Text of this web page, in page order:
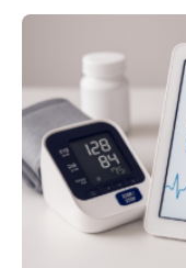
Forscherinnen der
(TUD) richtet sich
und Patienten, aber
Fachpersonal. Für
speziell
digitale